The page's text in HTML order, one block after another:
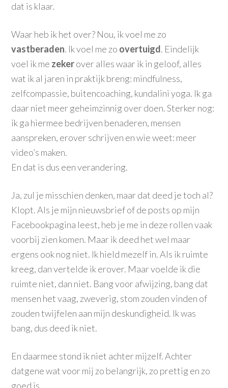
dat is klaar.
Waar heb ik het over? Nou, ik voel me zo
vastberaden. Ik voel me zo overtuigd. Eindelijk
voel ik me zekerover alles waar ik in geloof, alles
wat ik al jaren in praktijk breng: mindfulness,
zelfcompassie, buitencoaching, kundalini yoga. Ik ga
daar niet meer geheimzinnig over doen. Sterker nog:
ik ga hiermee bedrijven benaderen, mensen
aanspreken, erover schrijven en wie weet: meer
video’s maken.
En dat is dus een verandering.
Ja, zul je misschien denken, maar dat deed je toch al?
Klopt. Als je mijn nieuwsbrief of de posts op mijn
Facebookpagina leest, heb je me in deze rollen vaak
voorbij zien komen. Maar ik deed het wel maar
ergens ook nog niet. Ik hield mezelf in. Als ik ruimte
kreeg, dan vertelde ik erover. Maar voelde ik die
ruimte niet, dan niet. Bang voor afwijzing, bang dat
mensen het vaag, zweverig, stom zouden vinden of
zouden twijfelen aan mijn deskundigheid. Ik was
bang, dus deed ik niet.
En daarmee stond ik niet achter mijzelf. Achter
datgene wat voor mij zo belangrijk, zo prettig en zo
goed is.